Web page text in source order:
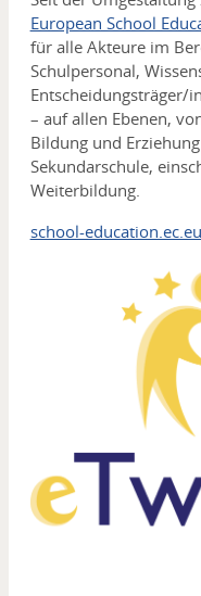
European School
für alle Akteure im
Schulpersonal,
Entscheidungsträger/
– auf allen Ebenen,
Bildung und
Sekundarschule,
Weiterbildung.
school-